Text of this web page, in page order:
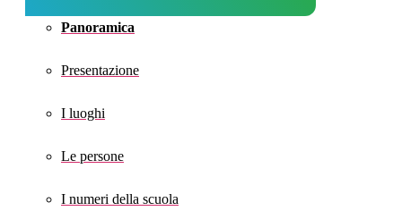
Panoramica
Presentazione
I luoghi
Le persone
I numeri della scuola